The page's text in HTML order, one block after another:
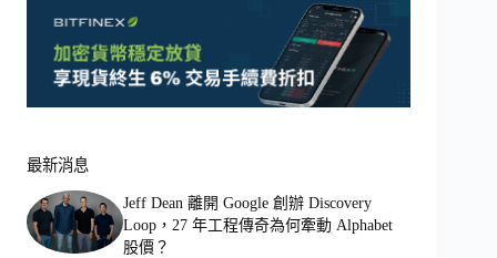
最新消息
Jeff Dean 離開 Google 創辦 Discovery
Loop，27 年工程傳奇為何牽動 Alphabet
股價？